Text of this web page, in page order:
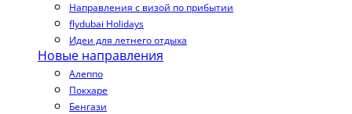
Направления с визой по прибытии
flydubai Holidays
Идеи для летнего отдыха
Новые направления
Алеппо
Покхаре
Бенгази